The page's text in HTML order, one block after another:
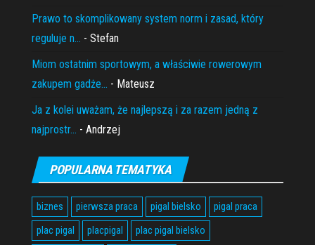
Prawo to skomplikowany system norm i zasad, który
reguluje n... - Stefan
Miom ostatnim sportowym, a właściwie rowerowym
zakupem gadże... - Mateusz
Ja z kolei uważam, że najlepszą i za razem jedną z
najprostr... - Andrzej
POPULARNA TEMATYKA
biznes pierwsza praca pigal bielsko
pigal praca
plac pigal
placpigal
plac pigal bielsko